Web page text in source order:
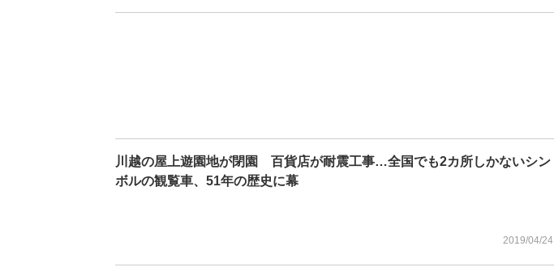
川越の屋上遊園地が閉園 百貨店が耐震工事…全国でも2カ所しかないシン
ボルの観覧車、51年の歴史に幕
2019/04/24